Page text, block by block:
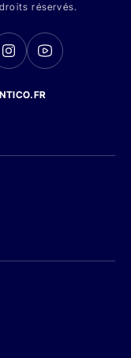
réservés.